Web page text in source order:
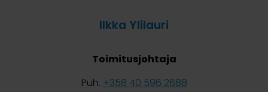
Ilkka Ylilauri
Toimitusjohtaja
Puh. +358 40 596 2688